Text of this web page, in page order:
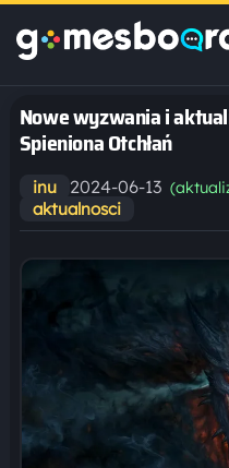
Nowe wyzwania i
Spieniona Otchłań
inu 2024-06-13
aktualnosci